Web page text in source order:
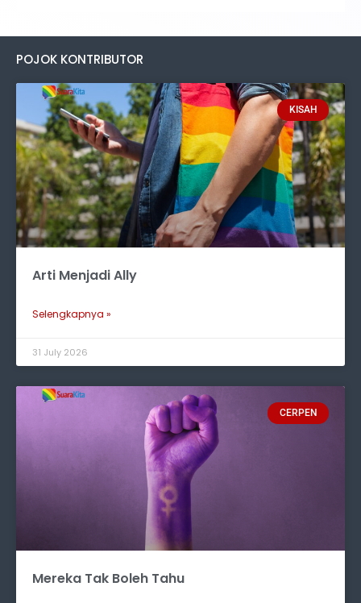
POJOK KONTRIBUTOR
KISAH
Arti Menjadi Ally
Selengkapnya »
31 July 2026
CERPEN
Mereka Tak Boleh Tahu